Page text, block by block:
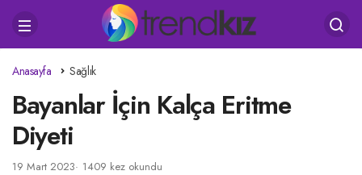
Anasayfa Sağlık
Bayanlar İçin Kalça Eritme
Diyeti
19 Mart 2023 1409 kez okundu